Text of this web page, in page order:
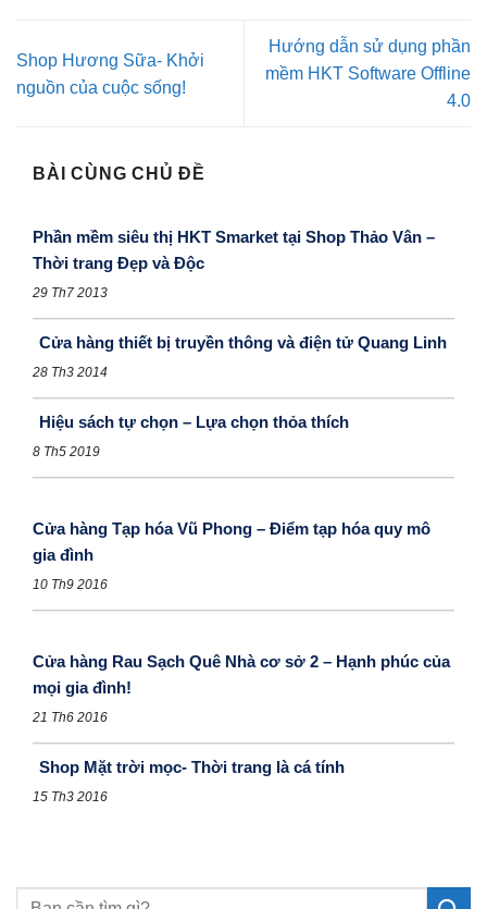
Shop Hương Sữa- Khởi
nguồn của cuộc sống!
Hướng dẫn sử dụng phần
mềm HKT Software Offline
4.0
BÀI CÙNG CHỦ ĐỀ
Phần mềm siêu thị HKT Smarket tại Shop Thảo Vân –
Thời trang Đẹp và Độc
29 Th7 2013
Cửa hàng thiết bị truyền thông và điện tử Quang Linh
28 Th3 2014
Hiệu sách tự chọn – Lựa chọn thỏa thích
8 Th5 2019
Cửa hàng Tạp hóa Vũ Phong – Điểm tạp hóa quy mô
gia đình
10 Th9 2016
Cửa hàng Rau Sạch Quê Nhà cơ sở 2 – Hạnh phúc của
mọi gia đình!
21 Th6 2016
Shop Mặt trời mọc- Thời trang là cá tính
15 Th3 2016